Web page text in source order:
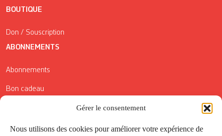
Gérer le consentement
Nous utilisons des cookies pour améliorer votre expérience de
BOUTIQUE
Don / Souscription
ABONNEMENTS
Abonnements
Bon cadeau
Conditions générales de vente
Réductions de la Carte Côté Courrier